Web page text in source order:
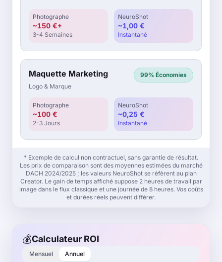
Photographe
~150 €+
3-4 Semaines
NeuroShot
~1,00 €
Instantané
Maquette Marketing
Logo & Marque
99% Économies
Photographe
~100 €
2-3 Jours
NeuroShot
~0,25 €
Instantané
* Exemple de calcul non contractuel, sans garantie de résultat.
Les prix de comparaison sont des moyennes estimées du marché
DACH 2024/2025 ; les valeurs NeuroShot se réfèrent au plan
Creator. Le gain de temps affiché suppose 2 heures de travail par
image dans le flux classique et une journée de 8 heures. Vos coûts
et durées réels peuvent différer.
💰Calculateur ROI
Mensuel Annuel